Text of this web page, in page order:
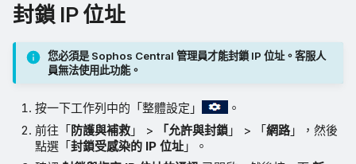
封鎖 IP 位址
您必須是 Sophos Central 管理員才能封鎖 IP 位址。客服人
員無法使用此功能。
按一下工作列中的「整體設定」
。
前往「防護與補救 」 > 「允許與封鎖 」 > 「網路」，然後
點選「封鎖受感染的 IP 位址 」。